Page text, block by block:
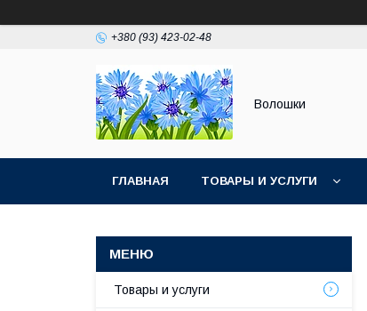
+380 (93) 423-02-48
Волошки
ГЛАВНАЯ ТОВАРЫ И УСЛУГИ
Товары и услуги